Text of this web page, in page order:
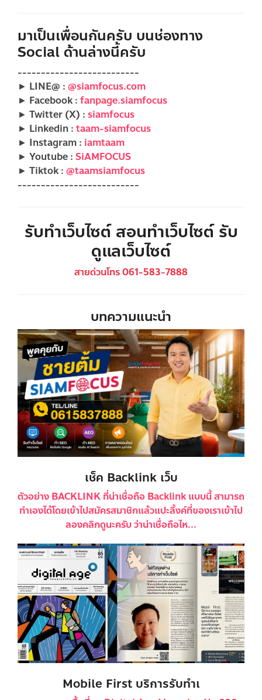
มาเป็นเพื่อนกันครับ บนช่องทาง
Social ด้านล่างนี้ครับ
--------------------------
► LINE@ : @siamfocus.com
► Facebook : fanpage.siamfocus
► Twitter (X) : siamfocus
► Linkedin : taam-siamfocus
► Instagram : iamtaam
► Youtube : SiAMFOCUS
► Tiktok : @taamsiamfocus
--------------------------
รับทำเว็บไซต์ สอนทำเว็บไซต์ รับ
ดูแลเว็บไซต์
สายด่วนโทร 061-583-7888
บทความแนะนำ
เช็ค Backlink เว็บ
ตัวอย่าง BACKLINK ที่น่าเชื่อถือ Backlink แบบนี้ สามารถ
ทำเองได้โดยเข้าไปสมัครสมาชิกแล้วแปะลิ้งค์ที่ของเราเข้าไป
ลองคลิกดูนะครับ ว่าน่าเชื่อถือไห...
Mobile First บริการรับทำเ